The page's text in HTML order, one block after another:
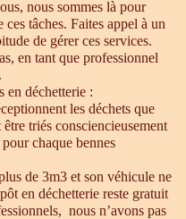
nous sommes là pour
tâches. Faites appel à un
de gérer ces services.
en tant que professionnel
en déchetterie :
les déchets que
triés consciencieusement
chaque bennes
de 3m3 et son véhicule ne
en déchetterie reste gratuit
nous n’avons pas